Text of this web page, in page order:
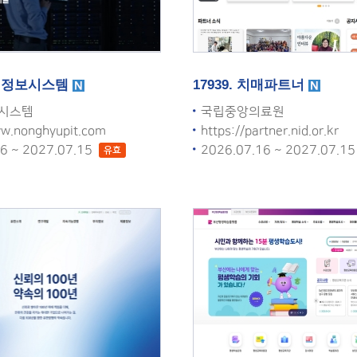
보시스템
스템
~ 2027.07.15
유효
17939. 치매파트너
국립중앙의료원
https://partner.nid.or.kr
2026.07.16 ~